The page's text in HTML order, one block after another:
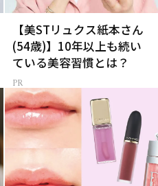
【美STリュクス紙本さん
(54歳)】10年以上も続い
ている美容習慣とは？